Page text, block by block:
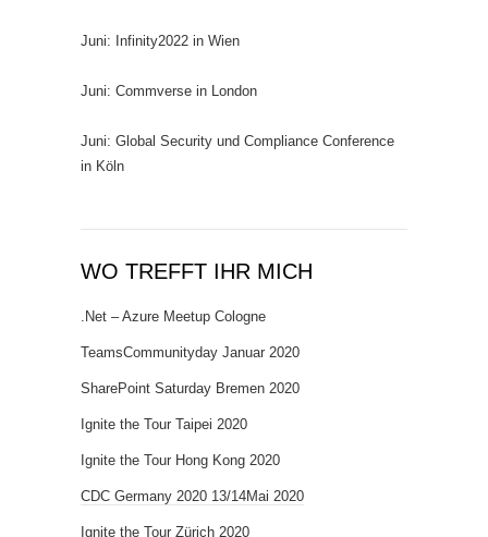
Juni: Infinity2022 in Wien
Juni: Commverse in London
Juni: Global Security und Compliance Conference
in Köln
WO TREFFT IHR MICH
.Net – Azure Meetup Cologne
TeamsCommunityday Januar 2020
SharePoint Saturday Bremen 2020
Ignite the Tour Taipei 2020
Ignite the Tour Hong Kong 2020
CDC Germany 2020 13/14Mai 2020
Ignite the Tour Zürich 2020